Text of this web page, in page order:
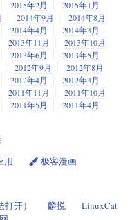
2015年2月
2015年1月
2014年9月
2014年8月
2014年4月
2014年3月
2013年11月
2013年10月
2013年6月
2013年5月
2012年9月
2012年8月
2012年4月
2012年3月
2011年11月
2011年10月
2011年5月
2011年4月
用
极客漫画
开） 麟悦
LinuxCat